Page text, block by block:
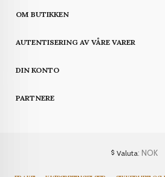
OM BUTIKKEN
AUTENTISERING AV VÅRE VARER
DIN KONTO
PARTNERE
Valuta: NOK